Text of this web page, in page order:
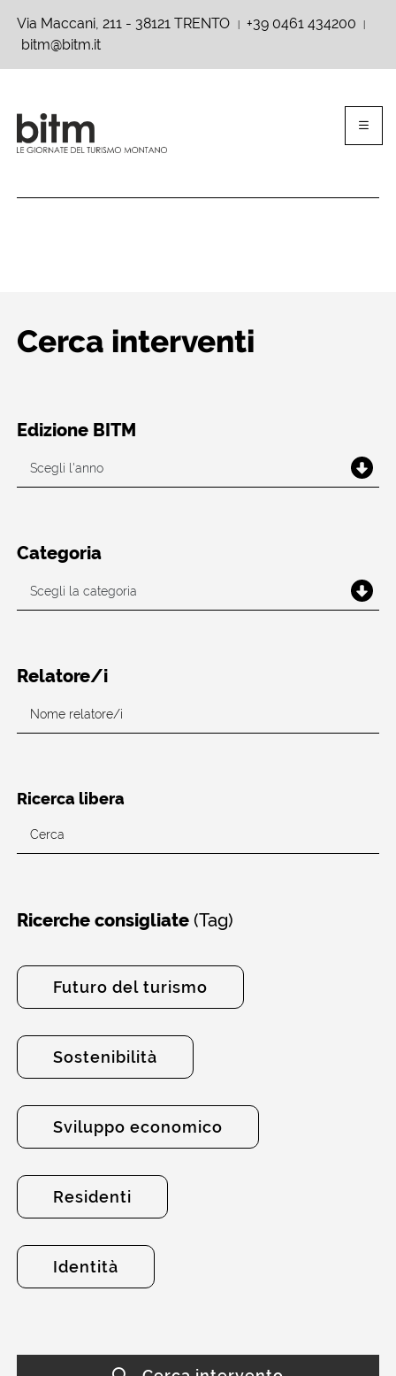
Via Maccani, 211 - 38121 TRENTO +39 0461 434200
bitm@bitm.it
Cerca interventi
Edizione BITM
Categoria
Relatore/i
Ricerca libera
Ricerche consigliate(Tag)
Futuro del turismo
Sostenibilità
Sviluppo economico
Residenti
Identità